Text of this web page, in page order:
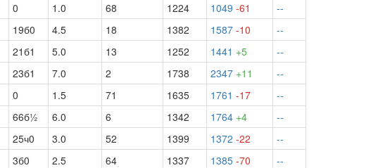
0 1.0 68 1224 1049 -61
--
19б0 4.5 18 1382 1587 -10
--
21б1 5.0 13 1252 1441 +5
--
23б1 7.0 2 1738 2347 +11
--
0 1.5 71 1635 1761 -17
--
66б½ 6.0 6 1342 1764 +4
--
25ч0 3.0 52 1399 1372 -22
--
3б0 2.5 64 1337 1385 -70
--